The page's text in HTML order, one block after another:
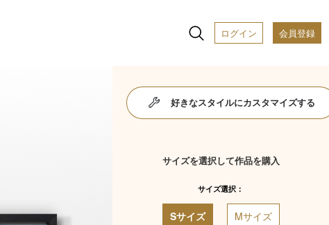
ログイン 会員登録
好きなスタイルにカスタマイズする
サイズを選択して作品を購入
サイズ選択：
Sサイズ Mサイズ